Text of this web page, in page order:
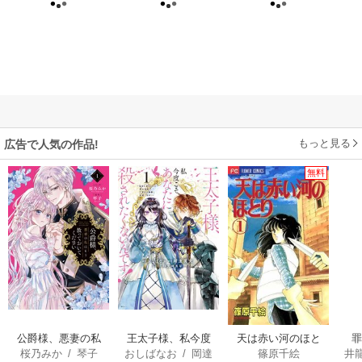
広告で人気の作品! もっと見る
公爵様、悪妻の私
はもう放っておい
桜乃みか/ 琴子
王太子様、私今度
こそあなたに殺さ
おしばなお / 岡達
無料
天は赤い河のほと
り
篠原千絵
井